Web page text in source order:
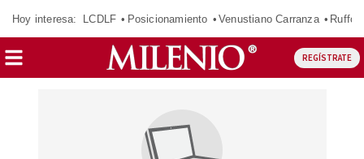
Hoy interesa: LCDLF Posicionamiento Venustiano Carranza Ruffo
REGÍSTRATE